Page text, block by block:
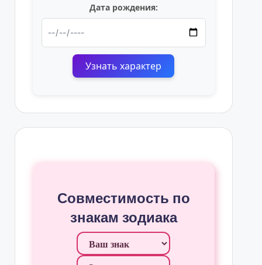
Дата рождения:
Узнать характер
Совместимость по
знакам зодиака